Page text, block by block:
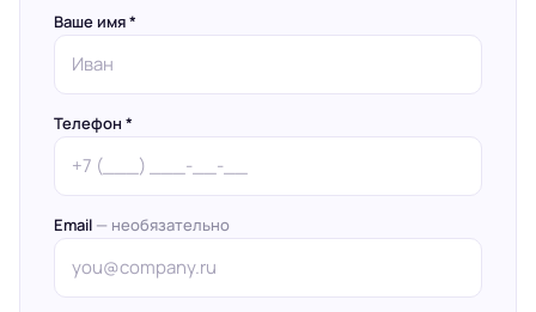
Ваше имя *
Телефон *
Email — необязательно